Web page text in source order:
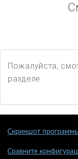
Пожалуйста,
разделе
Скриншот
Сравните